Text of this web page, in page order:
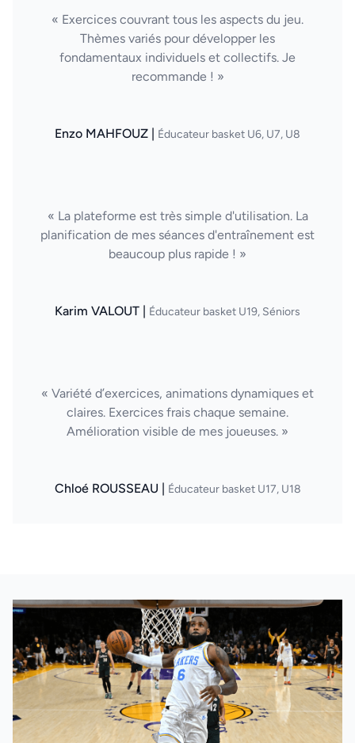
« Exercices couvrant tous les aspects du jeu.
Thèmes variés pour développer les
fondamentaux individuels et collectifs. Je
recommande ! »
Enzo MAHFOUZ | Éducateur basket U6, U7, U8
« La plateforme est très simple d'utilisation. La
planification de mes séances d'entraînement est
beaucoup plus rapide ! »
Karim VALOUT | Éducateur basket U19, Séniors
« Variété d’exercices, animations dynamiques et
claires. Exercices frais chaque semaine.
Amélioration visible de mes joueuses. »
Chloé ROUSSEAU | Éducateur basket U17, U18